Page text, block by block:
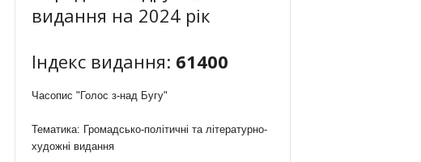
видання на 2024 рік
Індекс видання: 61400
Часопис "Голос з-над Бугу"
Тематика: Громадсько-політичні та літературно-
художні видання